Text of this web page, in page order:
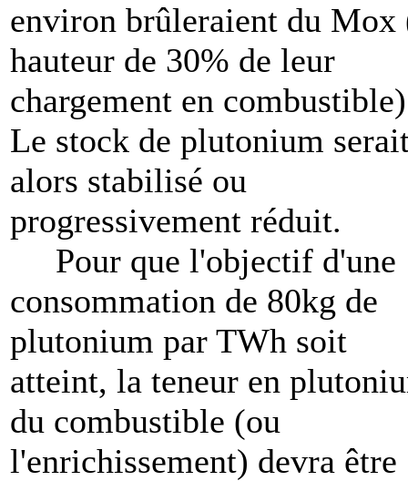
environ brûleraient du Mox
hauteur de 30% de leur
chargement en
Le stock de plutonium
alors stabilisé ou
progressivement réduit.
Pour que l'objectif d'une
consommation de 80kg de
plutonium par TWh soit
atteint, la teneur en
du combustible (ou
l'enrichissement) devra être